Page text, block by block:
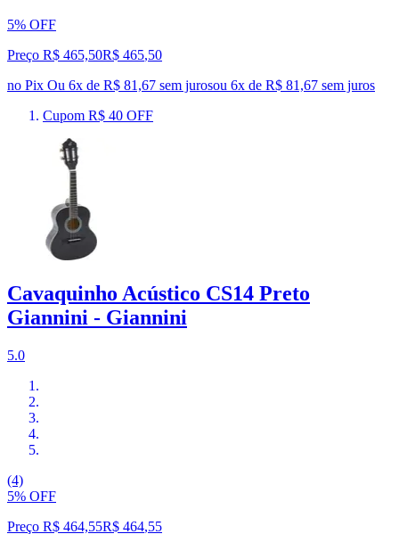
5% OFF
Preço R$ 465,50R$ 465,50
no Pix Ou 6x de R$ 81,67 sem jurosou 6x de R$ 81,67 sem juros
Cupom R$ 40 OFF
Cavaquinho Acústico CS14 Preto
Giannini - Giannini
5.0
(4)
5% OFF
Preço R$ 464,55R$ 464,55